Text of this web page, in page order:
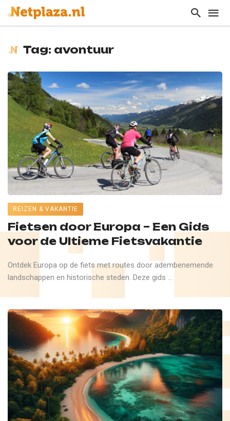
Tag: avontuur
REIZEN & VAKANTIE
Fietsen door Europa – Een Gids
voor de Ultieme Fietsvakantie
Ontdek Europa op de fiets met routes door adembenemende
landschappen en historische steden. Deze gids ...